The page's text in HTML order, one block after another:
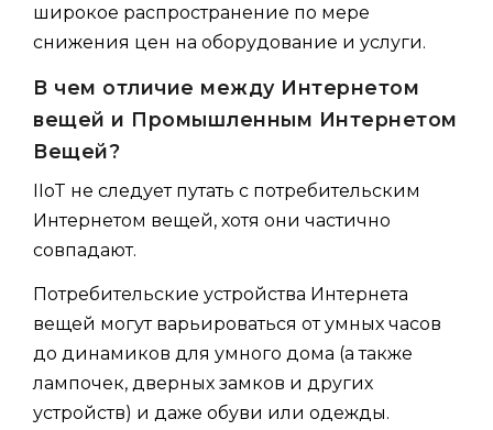
широкое распространение по мере
снижения цен на оборудование и услуги.
В чем отличие между Интернетом
вещей и Промышленным Интернетом
Вещей?
IIoT не следует путать с потребительским
Интернетом вещей, хотя они частично
совпадают.
Потребительские устройства Интернета
вещей могут варьироваться от умных часов
до динамиков для умного дома (а также
лампочек, дверных замков и других
устройств) и даже обуви или одежды.